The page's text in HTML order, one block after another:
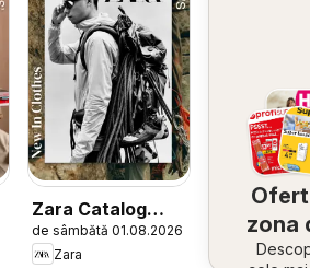
Zara Catalog
Men
de sâmbătă 01.08.2026
Zara
zona